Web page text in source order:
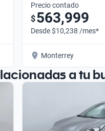
Precio contado
$563,999
Desde $10,238 /mes*
Monterrey
a tu